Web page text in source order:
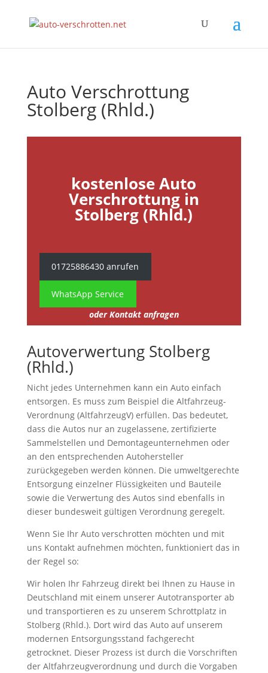
Auto Verschrottung
Stolberg (Rhld.)
kostenlose Auto
Verschrottung in
Stolberg (Rhld.)
01725886430 anrufen
WhatsApp Service
oder Kontakt anfragen
Autoverwertung Stolberg
(Rhld.)
Nicht jedes Unternehmen kann ein Auto einfach
entsorgen. Es muss zum Beispiel die Altfahrzeug-
Verordnung (AltfahrzeugV) erfüllen. Das bedeutet,
dass die Autos nur an zugelassene, zertifizierte
Sammelstellen und Demontageunternehmen oder
an den entsprechenden Autohersteller
zurückgegeben werden können. Die umweltgerechte
Entsorgung einzelner Flüssigkeiten und Bauteile
sowie die Verwertung des Autos sind ebenfalls in
dieser bundesweit gültigen Verordnung geregelt.
Wenn Sie Ihr Auto verschrotten möchten und mit
uns Kontakt aufnehmen möchten, funktioniert das in
der Regel so:
Wir holen Ihr Fahrzeug direkt bei Ihnen zu Hause in
Deutschland mit einem unserer Autotransporter ab
und transportieren es zu unserem Schrottplatz in
Stolberg (Rhld.). Dort wird das Auto auf unserem
modernen Entsorgungsstand fachgerecht
getrocknet. Dieser Prozess ist durch die Vorschriften
der Altfahrzeugverordnung und durch die Vorgaben